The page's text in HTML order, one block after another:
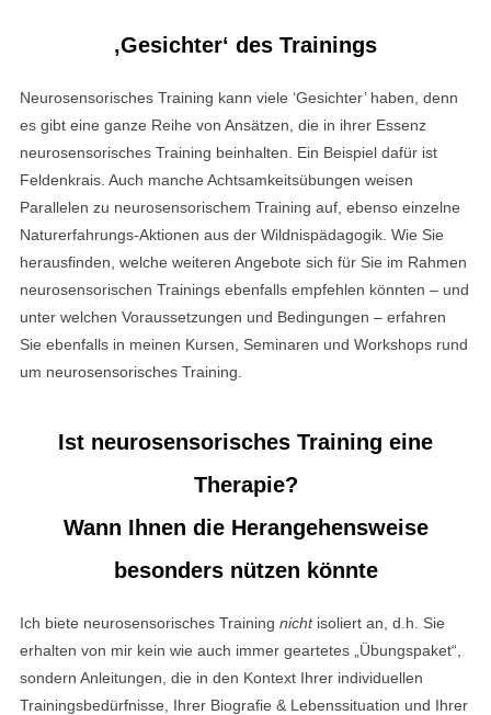
‚Gesichter‘ des Trainings
Neurosensorisches Training kann viele ‘Gesichter’ haben, denn
es gibt eine ganze Reihe von Ansätzen, die in ihrer Essenz
neurosensorisches Training beinhalten. Ein Beispiel dafür ist
Feldenkrais. Auch manche Achtsamkeitsübungen weisen
Parallelen zu neurosensorischem Training auf, ebenso einzelne
Naturerfahrungs-Aktionen aus der Wildnispädagogik. Wie Sie
herausfinden, welche weiteren Angebote sich für Sie im Rahmen
neurosensorischen Trainings ebenfalls empfehlen könnten – und
unter welchen Voraussetzungen und Bedingungen – erfahren
Sie ebenfalls in meinen Kursen, Seminaren und Workshops rund
um neurosensorisches Training.
Ist neurosensorisches Training eine
Therapie?
Wann Ihnen die Herangehensweise
besonders nützen könnte
Ich biete neurosensorisches Training nicht isoliert an, d.h. Sie
erhalten von mir kein wie auch immer geartetes „Übungspaket“,
sondern Anleitungen, die in den Kontext Ihrer individuellen
Trainingsbedürfnisse, Ihrer Biografie & Lebenssituation und Ihrer